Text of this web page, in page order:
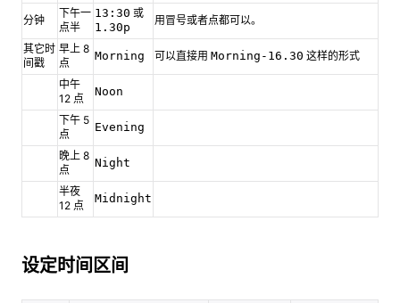
分钟
下午一
点半
13:30 或
1.30p
用冒号或者点都可以。
其它时
间戳
早上 8
点
Morning 可以直接用 Morning-16.30 这样的形式
中午
12 点
Noon
下午 5
点
Evening
晚上 8
点
Night
半夜
12 点
Midnight
设定时间区间